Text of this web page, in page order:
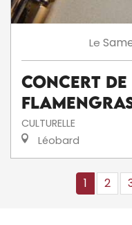
Le
Concert de
CULTURELLE
Léobard
1 2